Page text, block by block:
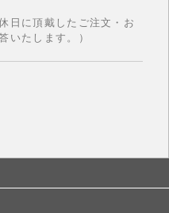
日に頂戴したご注文・お
いたします。）